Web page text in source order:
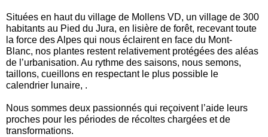
Situées en haut du village de Mollens VD, un village de 300
habitants au Pied du Jura, en lisière de forêt, recevant toute
la force des Alpes qui nous éclairent en face du Mont-
Blanc, nos plantes restent relativement protégées des aléas
de l’urbanisation. Au rythme des saisons, nous semons,
taillons, cueillons en respectant le plus possible le
calendrier lunaire, .
Nous sommes deux passionnés qui reçoivent l’aide leurs
proches pour les périodes de récoltes chargées et de
transformations.